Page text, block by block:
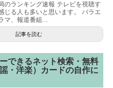
のランキング速報 テレビを視聴す
じる人も多いと思います。 バラエ
マ、報道番組...
記事を読む
できるネット検索・無料
・洋楽）カードの自作に